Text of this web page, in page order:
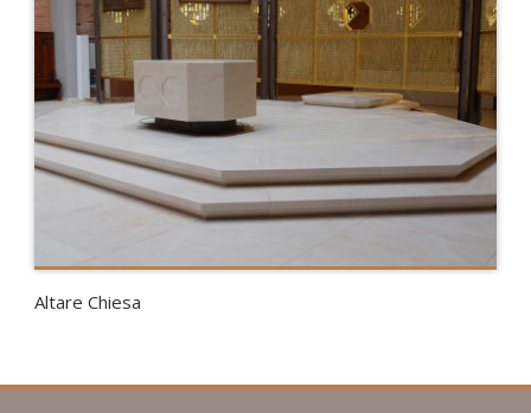
Altare Chiesa